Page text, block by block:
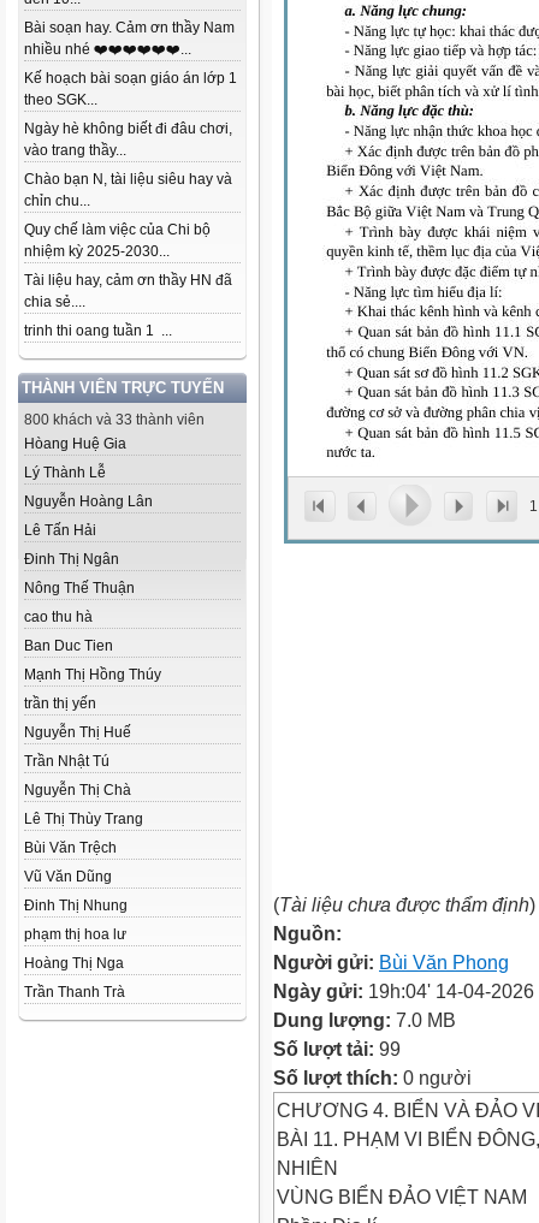
Bài soạn hay. Cảm ơn thầy Nam
nhiều nhé ❤️❤️❤️❤️❤️❤️...
Kế hoạch bài soạn giáo án lớp 1
theo SGK...
Ngày hè không biết đi đâu chơi,
vào trang thầy...
Chào bạn N, tài liệu siêu hay và
chỉn chu...
Quy chế làm việc của Chi bộ
nhiệm kỳ 2025-2030...
Tài liệu hay, cảm ơn thầy HN đã
chia sẻ....
trinh thi oang tuần 1 ...
THÀNH VIÊN TRỰC TUYẾN
800 khách và 33 thành viên
Hòang Huệ Gia
Lý Thành Lễ
Nguyễn Hoàng Lân
Lê Tấn Hải
Đinh Thị Ngân
Nông Thế Thuận
cao thu hà
Ban Duc Tien
Mạnh Thị Hồng Thúy
trần thị yến
Nguyễn Thị Huế
Trần Nhật Tú
Nguyễn Thị Chà
Lê Thị Thùy Trang
Bùi Văn Trệch
Vũ Văn Dũng
Đinh Thị Nhung
phạm thị hoa lư
Hoàng Thị Nga
Trần Thanh Trà
1
(Tài liệu chưa được thẩm định)
Nguồn:
Người gửi: Bùi Văn Phong
Ngày gửi: 19h:04' 14-04-2026
Dung lượng: 7.0 MB
Số lượt tải: 99
Số lượt thích: 0 người
CHƯƠNG 4. BIỂN VÀ ĐẢO
BÀI 11. PHẠM VI BIỂN
NHIÊN
VÙNG BIỂN ĐẢO VIỆT NAM